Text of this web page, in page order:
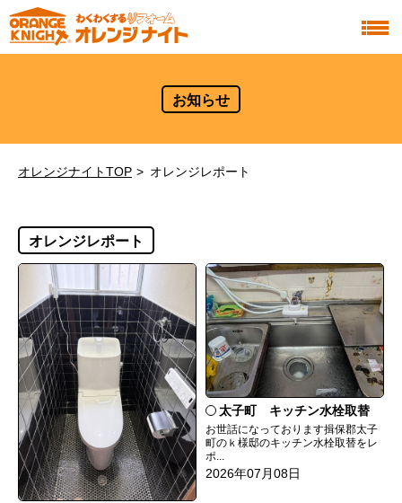
お知らせ
オレンジナイトTOP オレンジレポート
オレンジレポート
太子町 キッチン水栓取替
お世話になっております揖保郡太子
町のｋ様邸のキッチン水栓取替をレ
ポ...
2026年07月08日